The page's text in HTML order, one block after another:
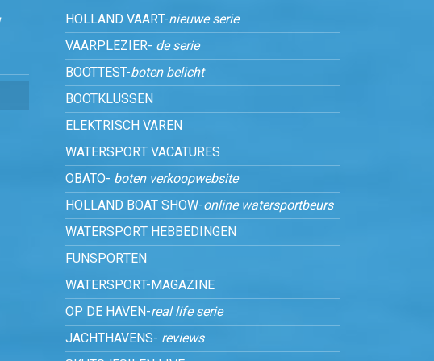
HOLLAND VAART-nieuwe serie
VAARPLEZIER- de serie
BOOTTEST-boten belicht
BOOTKLUSSEN
ELEKTRISCH VAREN
WATERSPORT VACATURES
OBATO- boten verkoopwebsite
HOLLAND BOAT SHOW-online watersportbeurs
WATERSPORT HEBBEDINGEN
FUNSPORTEN
WATERSPORT-MAGAZINE
OP DE HAVEN-real life serie
JACHTHAVENS- reviews